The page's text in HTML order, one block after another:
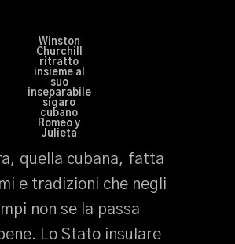
Winston
Churchill
ritratto
insieme al
suo
inseparabile
sigaro
cubano
Romeo y
Julieta
quella cubana, fatta
e tradizioni che negli
non se la passa
Lo Stato insulare